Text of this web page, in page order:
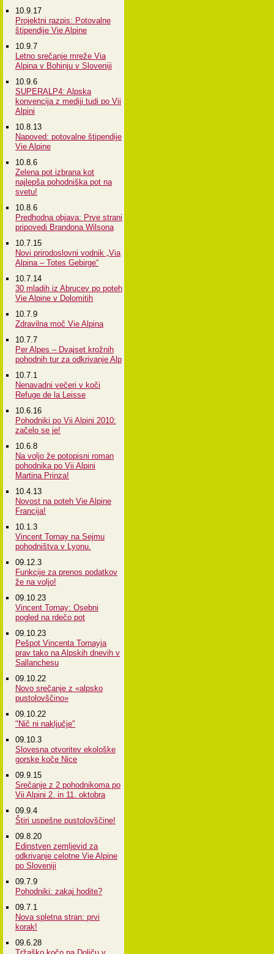
10.9.17
Projektni razpis: Potovalne
štipendije Vie Alpine
10.9.7
Letno srečanje mreže Via
Alpina v Bohinju v Sloveniji
10.9.6
SUPERALP4: Alpska
konvencija z mediji tudi po Vii
Alpini
10.8.13
Napoved: potovalne štipendije
Vie Alpine
10.8.6
Zelena pot izbrana kot
najlepša pohodniška pot na
svetu!
10.8.6
Predhodna objava: Prve strani
pripovedi Brandona Wilsona
10.7.15
Novi prirodoslovni vodnik „Via
Alpina – Totes Gebirge“
10.7.14
30 mladih iz Abrucev po poteh
Vie Alpine v Dolomitih
10.7.9
Zdravilna moč Vie Alpina
10.7.7
Per Alpes – Dvajset krožnih
pohodnih tur za odkrivanje Alp
10.7.1
Nenavadni večeri v koči
Refuge de la Leisse
10.6.16
Pohodniki po Vii Alpini 2010:
začelo se je!
10.6.8
Na voljo že potopisni roman
pohodnika po Vii Alpini
Martina Prinza!
10.4.13
Novost na poteh Vie Alpine
Francija!
10.1.3
Vincent Tornay na Sejmu
pohodništva v Lyonu.
09.12.3
Funkcije za prenos podatkov
že na voljo!
09.10.23
Vincent Tornay: Osebni
pogled na rdečo pot
09.10.23
Pešpot Vincenta Tornayja
prav tako na Alpskih dnevih v
Sallanchesu
09.10.22
Novo srečanje z «alpsko
pustolovščino»
09.10.22
"Nič ni naključje"
09.10.3
Slovesna otvoritev ekološke
gorske koče Nice
09.9.15
Srečanje z 2 pohodnikoma po
Vii Alpini 2. in 11. oktobra
09.9.4
Štiri uspešne pustolovščine!
09.8.20
Edinstven zemljevid za
odkrivanje celotne Vie Alpine
po Sloveniji
09.7.9
Pohodniki: zakaj hodite?
09.7.1
Nova spletna stran: prvi
korak!
09.6.28